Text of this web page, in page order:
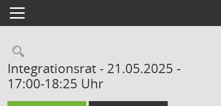
Toggle navigation
Rechercheauswahl
Integrationsrat - 21.05.2025 -
17:00-18:25 Uhr